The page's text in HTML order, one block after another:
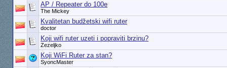
AP / Repeater do 100e
The Mickey
Kvalitetan budžetski wifi ruter
doctor
Koji wifi ruter uzeti i popraviti brzinu?
Zezeljko
Koji WiFi Ruter za stan?
SyoncMaster